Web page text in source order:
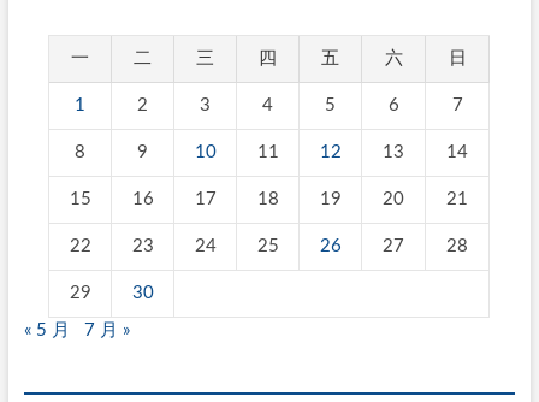
一 二 三 四 五 六 日
1 2 3 4 5 6 7
8 9 10 11 12 13 14
15 16 17 18 19 20 21
22 23 24 25 26 27 28
29 30
« 5 月 7 月 »